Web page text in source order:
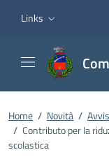
Links
Home / Novità /
/ Contributo per la
scolastica